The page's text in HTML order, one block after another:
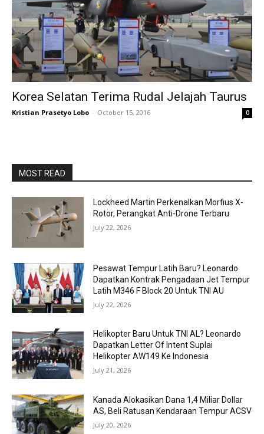
Korea Selatan Terima Rudal Jelajah Taurus
Kristian Prasetyo Lobo - October 15, 2016 0
MOST READ
Lockheed Martin Perkenalkan Morfius X-
Rotor, Perangkat Anti-Drone Terbaru
July 22, 2026
Pesawat Tempur Latih Baru? Leonardo
Dapatkan Kontrak Pengadaan Jet Tempur
Latih M346 F Block 20 Untuk TNI AU
July 22, 2026
Helikopter Baru Untuk TNI AL? Leonardo
Dapatkan Letter Of Intent Suplai
Helikopter AW149 Ke Indonesia
July 21, 2026
Kanada Alokasikan Dana 1,4 Miliar Dollar
AS, Beli Ratusan Kendaraan Tempur ACSV
July 20, 2026